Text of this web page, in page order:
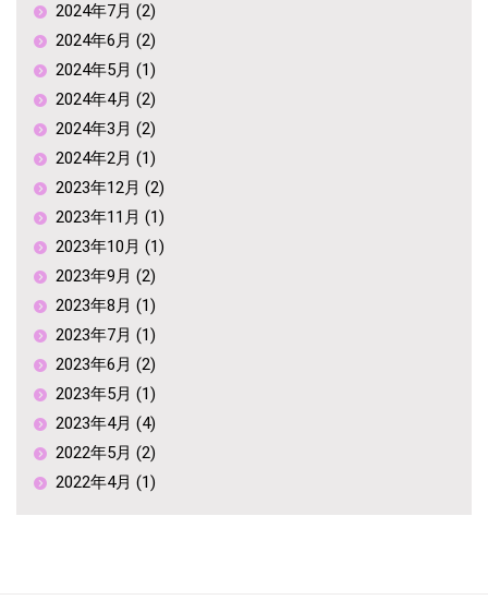
2024年7月 (2)
2024年6月 (2)
2024年5月 (1)
2024年4月 (2)
2024年3月 (2)
2024年2月 (1)
2023年12月 (2)
2023年11月 (1)
2023年10月 (1)
2023年9月 (2)
2023年8月 (1)
2023年7月 (1)
2023年6月 (2)
2023年5月 (1)
2023年4月 (4)
2022年5月 (2)
2022年4月 (1)